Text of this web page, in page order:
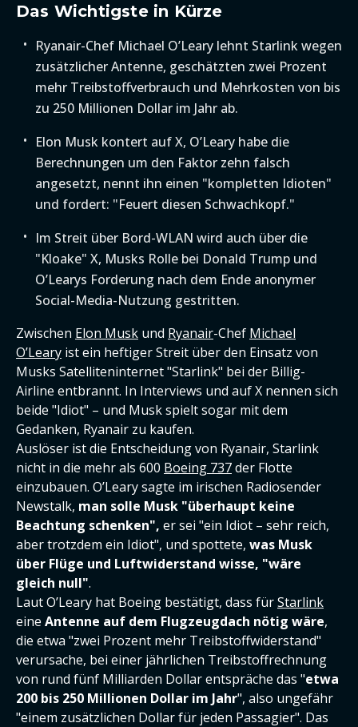
Das Wichtigste in Kürze
Ryanair-Chef Michael O’Leary lehnt Starlink wegen
zusätzlicher Antenne, geschätzten zwei Prozent
mehr Treibstoffverbrauch und Mehrkosten von bis
zu 250 Millionen Dollar im Jahr ab.
Elon Musk kontert auf X, O’Leary habe die
Berechnungen um den Faktor zehn falsch
angesetzt, nennt ihn einen "kompletten Idioten"
und fordert: "Feuert diesen Schwachkopf."
Im Streit über Bord-WLAN wird auch über die
"Kloake" X, Musks Rolle bei Donald Trump und
O’Learys Forderung nach dem Ende anonymer
Social-Media-Nutzung gestritten.
Zwischen Elon Musk und Ryanair-Chef Michael
O’Leary ist ein heftiger Streit über den Einsatz von
Musks Satelliteninternet "Starlink" bei der Billig-
Airline entbrannt. In Interviews und auf X nennen sich
beide "Idiot" – und Musk spielt sogar mit dem
Gedanken, Ryanair zu kaufen.
Auslöser ist die Entscheidung von Ryanair, Starlink
nicht in die mehr als 600 Boeing 737der Flotte
einzubauen. O’Leary sagte im irischen Radiosender
Newstalk, man solle Musk "überhaupt keine
Beachtung schenken", er sei "ein Idiot – sehr reich,
aber trotzdem ein Idiot", und spottete, was Musk
über Flüge und Luftwiderstand wisse, "wäre
gleich null".
Laut O’Leary hat Boeing bestätigt, dass fürStarlink
eine Antenne auf dem Flugzeugdach nötig wäre,
die etwa "zwei Prozent mehr Treibstoffwiderstand"
verursache, bei einer jährlichen Treibstoffrechnung
von rund fünf Milliarden Dollar entspräche das "etwa
200 bis 250 Millionen Dollar im Jahr", also ungefähr
"einem zusätzlichen Dollar für jeden Passagier". Das